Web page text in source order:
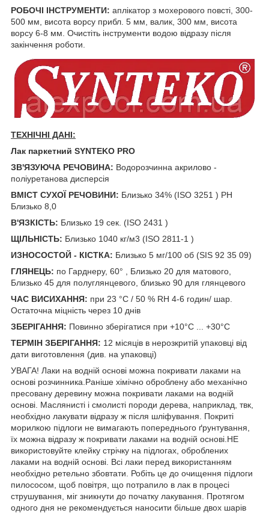
РОБОЧІ ІНСТРУМЕНТИ: аплікатор з мохерового повсті, 300-
500 мм, висота ворсу прибл. 5 мм, валик, 300 мм, висота
ворсу 6-8 мм. Очистіть інструменти водою відразу після
закінчення роботи.
ТЕХНІЧНІ ДАНІ:
Лак паркетний SYNTEKO PRO
ЗВ'ЯЗУЮЧА РЕЧОВИНА: Водорозчинна акрилово -
поліуретанова дисперсія
ВМІСТ СУХОЇ РЕЧОВИНИ: Близько 34% (ISO 3251 ) PH
Близько 8,0
В'ЯЗКІСТЬ: Близько 19 сек. (ISO 2431 )
ЩІЛЬНІСТЬ: Близько 1040 кг/м3 (ISO 2811-1 )
ИЗНОСОСТОЙ - КІСТКА: Близько 5 мг/100 об (SIS 92 35 09)
ГЛЯНЕЦЬ: по Гарднеру, 60° , Близько 20 для матового,
Близько 45 для полуглянцевого, близько 90 для глянцевого
ЧАС ВИСИХАННЯ: при 23 °C / 50 % RH 4-6 годин/ шар.
Остаточна міцність через 10 днів
ЗБЕРІГАННЯ: Повинно зберігатися при +10°C ... +30°C
ТЕРМІН ЗБЕРІГАННЯ: 12 місяців в нерозкритій упаковці від
дати виготовлення (див. на упаковці)
УВАГА! Лаки на водній основі можна покривати лаками на
основі розчинника.Раніше хімічно оброблену або механічно
пресовану деревину можна покривати лаками на водній
основі. Маслянисті і смолисті породи дерева, наприклад, твк,
необхідно лакувати відразу ж після шліфування. Покриті
морилкою підлоги не вимагають попереднього ґрунтування,
їх можна відразу ж покривати лаками на водній основі.НЕ
використовуйте клейку стрічку на підлогах, оброблених
лаками на водній основі. Всі лаки перед використанням
необхідно ретельно збовтати. Робіть це до очищення підлоги
пилососом, щоб повітря, що потрапило в лак в процесі
струшування, міг зникнути до початку лакування. Протягом
одного дня не рекомендується наносити більше двох шарів